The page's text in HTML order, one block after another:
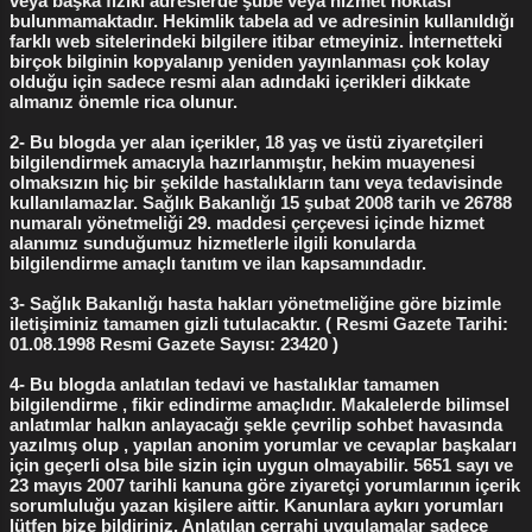
Bakırköy Kızlık Zarı Dikimi 1 Bakırköy Labioplasti 1
Dikişsiz Labioplasti 1 Himenoplasti 1 Kalıcı Flep 1
Kızlık zarı bozulduktan sonra
Kızlık zarı bozulması nasıl olur 1
Kızlık zarı dikimi ne kadar
1 Kızlık zarı kanaması 1
Radyofrekans Labioplasti
1 adet düzensizliği 1
adet düzensizliği tedavisi 1
bozulmuş kızlık zarı görünümü 1
cerrahi vajina daraltma 1 devlet hastanesinde kürtaj
doğum yırtıkları 1 doğum yırtıkları ameliyatı 1
dudak küçültme ameliyatı 1 gebelik sonlandırma 1
gebelik testleri
1 genital dudak ameliyatı 1
genital siğil tedavisi 1
bulunmamaktadır. Hekimlik tabela ad ve adresinin kullanıldığı
farklı web sitelerindeki bilgilere itibar etmeyiniz. İnternetteki
birçok bilginin kopyalanıp yeniden yayınlanması çok kolay
olduğu için sadece resmi alan adındaki içerikleri dikkate
almanız önemle rica olunur.
2- Bu blogda yer alan içerikler, 18 yaş ve üstü ziyaretçileri
bilgilendirmek amacıyla hazırlanmıştır, hekim muayenesi
olmaksızın hiç bir şekilde hastalıkların tanı veya tedavisinde
kullanılamazlar. Sağlık Bakanlığı 15 şubat 2008 tarih ve 26788
numaralı yönetmeliği 29. maddesi çerçevesi içinde hizmet
alanımız sunduğumuz hizmetlerle ilgili konularda
bilgilendirme amaçlı tanıtım ve ilan kapsamındadır.
3- Sağlık Bakanlığı hasta hakları yönetmeliğine göre bizimle
iletişiminiz tamamen gizli tutulacaktır. ( Resmi Gazete Tarihi:
01.08.1998 Resmi Gazete Sayısı: 23420 )
4- Bu blogda anlatılan tedavi ve hastalıklar tamamen
bilgilendirme , fikir edindirme amaçlıdır. Makalelerde bilimsel
anlatımlar halkın anlayacağı şekle çevrilip sohbet havasında
yazılmış olup , yapılan anonim yorumlar ve cevaplar başkaları
için geçerli olsa bile sizin için uygun olmayabilir. 5651 sayı ve
23 mayıs 2007 tarihli kanuna göre ziyaretçi yorumlarının içerik
sorumluluğu yazan kişilere aittir. Kanunlara aykırı yorumları
lütfen bize bildiriniz. Anlatılan cerrahi uygulamalar sadece